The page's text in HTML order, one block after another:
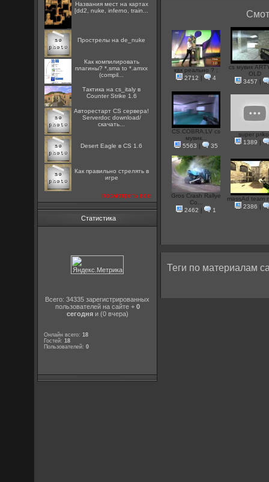
Названия мест на картах
[dd2, nuke, inferno, train...
Прострелы на de_nuke
Как компилировать
плагины? *.sma to *.amxx
(compil...
Тактика на cs_italy в
Counter Strike 1.6
Авторестарт CS сервера!
Serverdoc download/
скачать...
Desert Eagle в CS 1.6
Как правильно стрелять в
игре
посмотреть все
Статистика
Всего: 34335 зарегистрированных
пользователей на сайте + 0
сегодняи (0 вчера)
Онлайн всего:18
Гостей:18
Пользователей:0
как реально ? ;
2712 | 4
cs мувик
OLD
3457 |
CS.COBRA.LV cs
мувик...
5563 | 35
super
1389 |
Gros Crash Rallye
Co...
2462 | 1
massAd team
2386 |
Теги по материалам